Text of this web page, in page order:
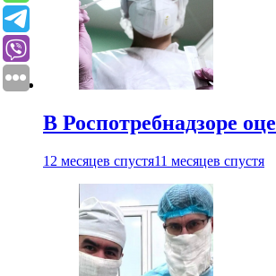
В Роспотребнадзоре
12 месяцев спустя11 месяцев спустя